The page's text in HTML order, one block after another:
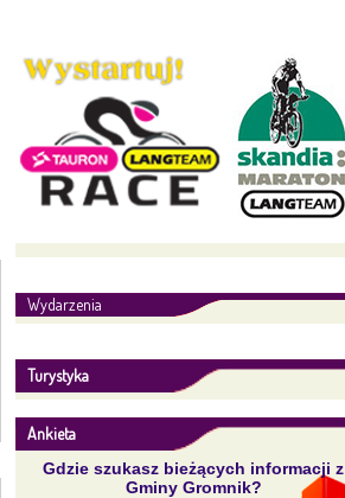
Wydarzenia
Turystyka
Ankieta
Gdzie szukasz bieżących informacji z
Gminy Gromnik?